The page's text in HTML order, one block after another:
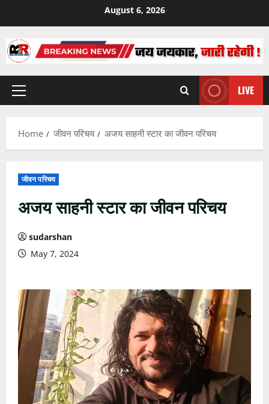
content
August 6, 2026
Primary
LIVE
Home जीवन परिचय अजय साहनी स्टार का जीवन परिचय
जीवन परिचय
अजय साहनी स्टार का जीवन परिचय
sudarshan
May 7, 2024